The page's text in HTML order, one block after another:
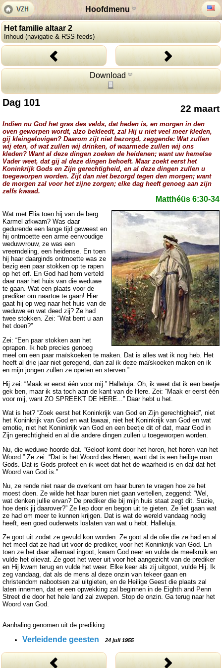
Hoofdmenu
Het familie altaar 2
Inhoud (navigatie & RSS feeds)
Download
22 maart
Dag 101
Indien nu God het gras des velds, dat heden is, en morgen in den
oven geworpen wordt, alzo bekleedt, zal Hij u niet veel meer kleden,
gij kleingelovigen? Daarom zijt niet bezorgd, zeggende: Wat zullen
wij eten, of wat zullen wij drinken, of waarmede zullen wij ons
kleden? Want al deze dingen zoeken de heidenen; want uw hemelse
Vader weet, dat gij al deze dingen behoeft. Maar zoekt eerst het
Koninkrijk Gods en Zijn gerechtigheid, en al deze dingen zullen u
toegeworpen worden. Zijt dan niet bezorgd tegen den morgen; want
de morgen zal voor het zijne zorgen; elke dag heeft genoeg aan zijn
zelfs kwaad.
Matthéüs 6:30-34
Wat met Elia toen hij van de berg
Karmel afkwam? Was daar
gedurende een lange tijd geweest en
hij ontmoette een arme eenvoudige
weduwvrouw, ze was een
vreemdeling, een heidense. En toen
hij haar daarginds ontmoette was ze
bezig een paar stokken op te rapen
op het erf. En God had hem verteld
daar naar het huis van die weduwe
te gaan. Wat een plaats voor de
prediker om naartoe te gaan! Hier
gaat hij op weg naar het huis van de
weduwe en wat deed zij? Ze had
twee stokken. Zei: “Wat bent u aan
het doen?”
Zei: “Een paar stokken aan het
oprapen. Ik heb precies genoeg
meel om een paar maïskoeken te maken. Dat is alles wat ik nog heb. Het
heeft al drie jaar niet geregend, dan zal ik deze maïskoeken maken en ik
en mijn jongen zullen ze opeten en sterven.”
Hij zei: “Maak er eerst één voor mij.” Halleluja. Oh, ik weet dat ik een beetje
gek ben, maar ik sta toch aan de kant van de Here. Zei: “Maak er eerst één
voor mij, want ZO SPREEKT DE HERE...” Daar hebt u het.
Wat is het? “Zoek eerst het Koninkrijk van God en Zijn gerechtigheid”, niet
het Koninkrijk van God en wat lawaai, niet het Koninkrijk van God en wat
emotie, niet het Koninkrijk van God en een beetje dit of dat, maar God in
Zijn gerechtigheid en al die andere dingen zullen u toegeworpen worden.
Nu, die weduwe hoorde dat. “Geloof komt door het horen, het horen van het
Woord.” Ze zei: “Dat is het Woord des Heren, want dat is een heilige man
Gods. Dat is Gods profeet en ik weet dat het de waarheid is en dat dat het
Woord van God is.”
Nu, ze rende niet naar de overkant om haar buren te vragen hoe ze het
moest doen. Ze wilde het haar buren niet gaan vertellen, zeggend: “Wel,
wat denken jullie ervan? De prediker die bij mijn huis staat zegt dit. Suzie,
hoe denk jij daarover?” Ze liep door en begon uit te gieten. Ze liet gaan wat
ze had om meer te kunnen krijgen. Dat is wat de wereld vandaag nodig
heeft, een goed ouderwets loslaten van wat u hebt. Halleluja.
Ze goot uit zodat ze gevuld kon worden. Ze goot al de olie die ze had en al
het meel dat ze had uit voor de prediker, voor het Koninkrijk van God. En
toen ze het daar allemaal ingoot, kwam God neer en vulde de meelkruik en
vulde het olievat. Ze goot het weer uit voor het aangezicht van de prediker
en Hij kwam terug en vulde het weer. Elke keer als zij uitgoot, vulde Hij. Ik
zeg vandaag, dat als de mens al deze onzin van tekeer gaan en
christendom nabootsen zal uitgieten, en de Heilige Geest die plaats zal
laten innemen, dat er een opwekking zal beginnen in de Eighth and Penn
Street die door het hele land zal zwepen. Stop de onzin. Ga terug naar het
Woord van God.
Aanhaling genomen uit de prediking:
Verleidende geesten 24 juli 1955